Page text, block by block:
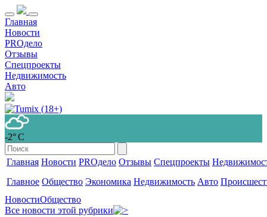
Главная
Новости
PROдело
Отзывы
Спецпроекты
Недвижимость
Авто
-2° С
Главная Новости PROдело Отзывы Спецпроекты
Главное Общество Экономика Недвижимость Авто
НовостиОбщество
Все новости этой рубрики